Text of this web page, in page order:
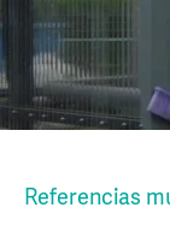
Referencias